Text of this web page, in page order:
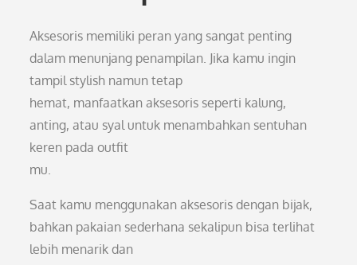
Aksesoris memiliki peran yang sangat penting
dalam menunjang penampilan. Jika kamu ingin
tampil stylish namun tetap
hemat, manfaatkan aksesoris seperti kalung,
anting, atau syal untuk menambahkan sentuhan
keren pada outfit
mu.
Saat kamu menggunakan aksesoris dengan bijak,
bahkan pakaian sederhana sekalipun bisa terlihat
lebih menarik dan